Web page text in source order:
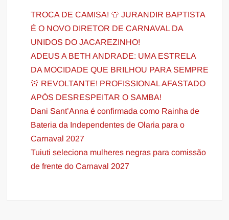
TROCA DE CAMISA! 👕 JURANDIR BAPTISTA
É O NOVO DIRETOR DE CARNAVAL DA
UNIDOS DO JACAREZINHO!
ADEUS A BETH ANDRADE: UMA ESTRELA
DA MOCIDADE QUE BRILHOU PARA SEMPRE
🚨 REVOLTANTE! PROFISSIONAL AFASTADO
APÓS DESRESPEITAR O SAMBA!
Dani Sant’Anna é confirmada como Rainha de
Bateria da Independentes de Olaria para o
Carnaval 2027
Tuiuti seleciona mulheres negras para comissão
de frente do Carnaval 2027